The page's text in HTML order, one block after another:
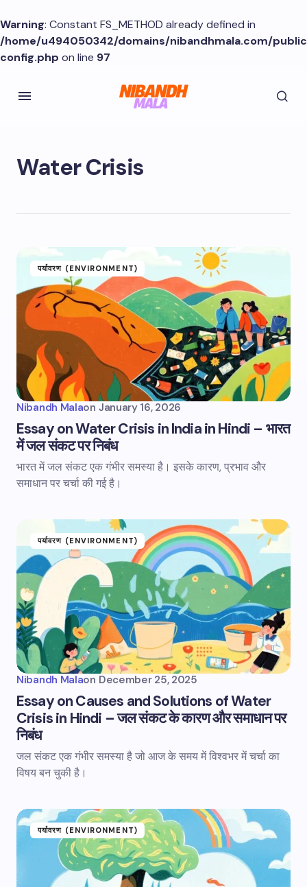
Warning: Constant FS_METHOD already defined in
/home/u494050342/domains/nibandhmala.com/
config.php on line 97
Water Crisis
पर्यावरण (ENVIRONMENT)
Nibandh Malaon January 16, 2026
Essay on Water Crisis in India in Hindi – भारत
में जल संकट पर निबंध
भारत में जल संकट एक गंभीर समस्या है। इसके कारण, प्रभाव और
समाधान पर चर्चा की गई है।
पर्यावरण (ENVIRONMENT)
Nibandh Malaon December 25, 2025
Essay on Causes and Solutions of Water
Crisis in Hindi – जल संकट के कारण और समाधान पर
निबंध
जल संकट एक गंभीर समस्या है जो आज के समय में विश्वभर में चर्चा का
विषय बन चुकी है।
पर्यावरण (ENVIRONMENT)